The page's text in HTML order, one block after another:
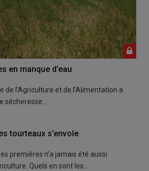
en manque d’eau
de l’Agriculture et de l’Alimentation a
sécheresse…
tourteaux s’envole
premières n’a jamais été aussi
Quels en sont les…